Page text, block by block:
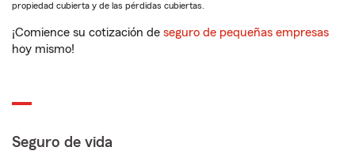
propiedad cubierta y de las pérdidas cubiertas.
¡Comience su cotización de seguro de pequeñas empresas
hoy mismo!
Seguro de vida